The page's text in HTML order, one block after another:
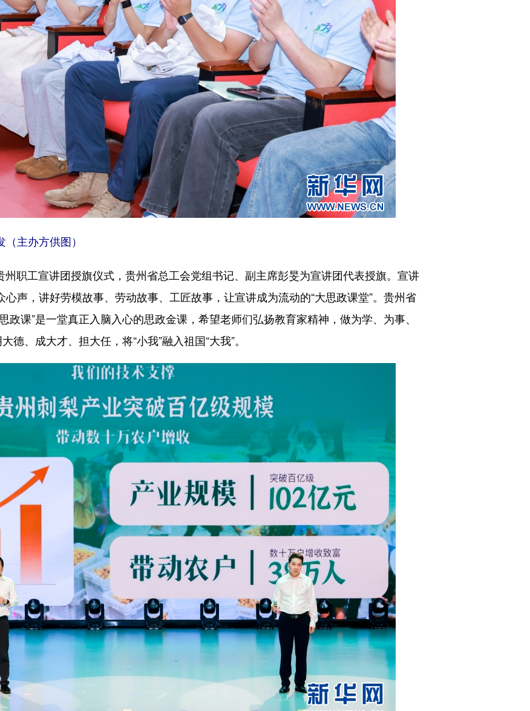
主办方供图）
州职工宣讲团授旗仪式，贵州省总工会党组书记、副主席彭旻为宣讲团代表授旗。宣讲
声，讲好劳模故事、劳动故事、工匠故事，让宣讲成为流动的“大思政课堂”。贵州省
政课”是一堂真正入脑入心的思政金课，希望老师们弘扬教育家精神，做为学、为事、
德、成大才、担大任，将“小我”融入祖国“大我”。